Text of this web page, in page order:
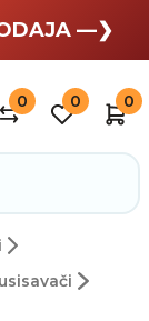
—❯
0 0 0